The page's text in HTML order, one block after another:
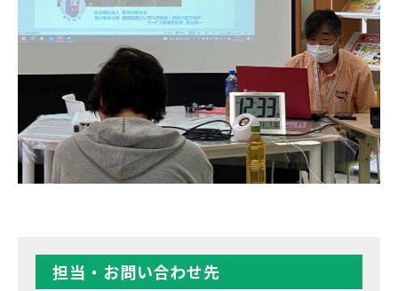
担当・お問い合わせ先